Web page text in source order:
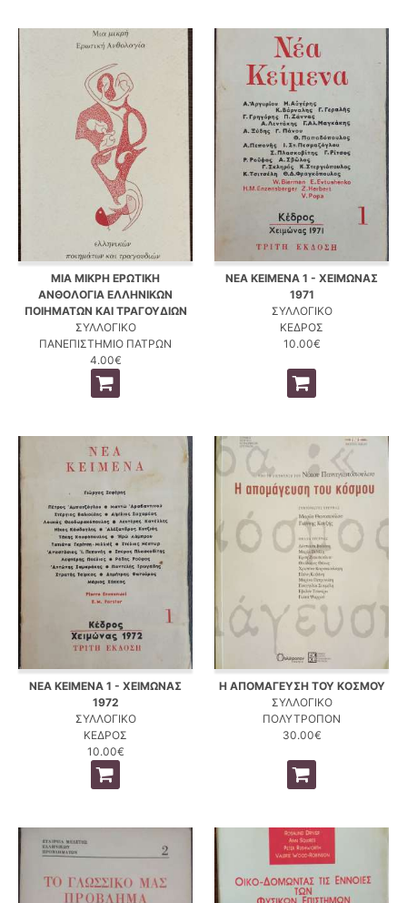
ΜΙΑ ΜΙΚΡΗ ΕΡΩΤΙΚΗ
ΑΝΘΟΛΟΓΙΑ ΕΛΛΗΝΙΚΩΝ
ΠΟΙΗΜΑΤΩΝ ΚΑΙ ΤΡΑΓΟΥΔΙΩΝ
ΣΥΛΛΟΓΙΚΟ
ΠΑΝΕΠΙΣΤΗΜΙΟ ΠΑΤΡΩΝ
4.00€
ΝΕΑ ΚΕΙΜΕΝΑ 1 - ΧΕΙΜΩΝΑΣ
1971
ΣΥΛΛΟΓΙΚΟ
ΚΕΔΡΟΣ
10.00€
ΝΕΑ ΚΕΙΜΕΝΑ 1 - ΧΕΙΜΩΝΑΣ
1972
ΣΥΛΛΟΓΙΚΟ
ΚΕΔΡΟΣ
10.00€
Η ΑΠΟΜΑΓΕΥΣΗ ΤΟΥ ΚΟΣΜΟΥ
ΣΥΛΛΟΓΙΚΟ
ΠΟΛΥΤΡΟΠΟΝ
30.00€